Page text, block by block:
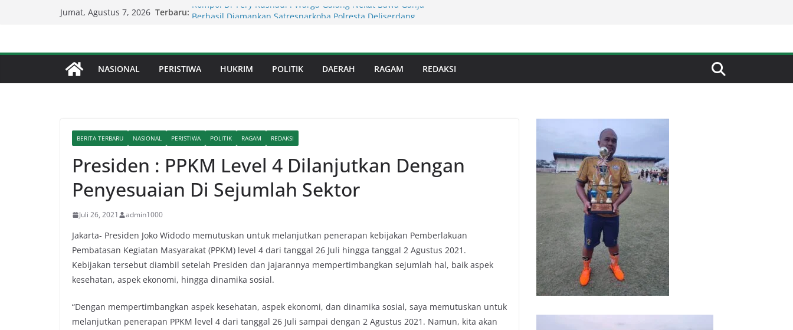
Jumat, Agustus 7, 2026 Terbaru: Kompol Dr Fery Kusnadi : Warga Galang Nekat Bawa Ganja
SDABMBK Perkuat Sinergi dengan Kecamatan
Lapor Pak Kapolres Binjai! Diduga Warga Resah Judi
NASIONAL PERISTIWA HUKRIM POLITIK DAERAH RAGAM REDAKSI
BERITA TERBARU NASIONAL PERISTIWA POLITIK RAGAM REDAKSI
Presiden : PPKM Level 4 Dilanjutkan Dengan
Penyesuaian Di Sejumlah Sektor
Juli 26, 2021 admin1000
Jakarta- Presiden Joko Widodo memutuskan untuk melanjutkan penerapan kebijakan Pemberlakuan
Pembatasan Kegiatan Masyarakat (PPKM) level 4 dari tanggal 26 Juli hingga tanggal 2 Agustus 2021.
Kebijakan tersebut diambil setelah Presiden dan jajarannya mempertimbangkan sejumlah hal, baik aspek
kesehatan, aspek ekonomi, hingga dinamika sosial.
“Dengan mempertimbangkan aspek kesehatan, aspek ekonomi, dan dinamika sosial, saya memutuskan untuk
melanjutkan penerapan PPKM level 4 dari tanggal 26 Juli sampai dengan 2 Agustus 2021. Namun, kita akan